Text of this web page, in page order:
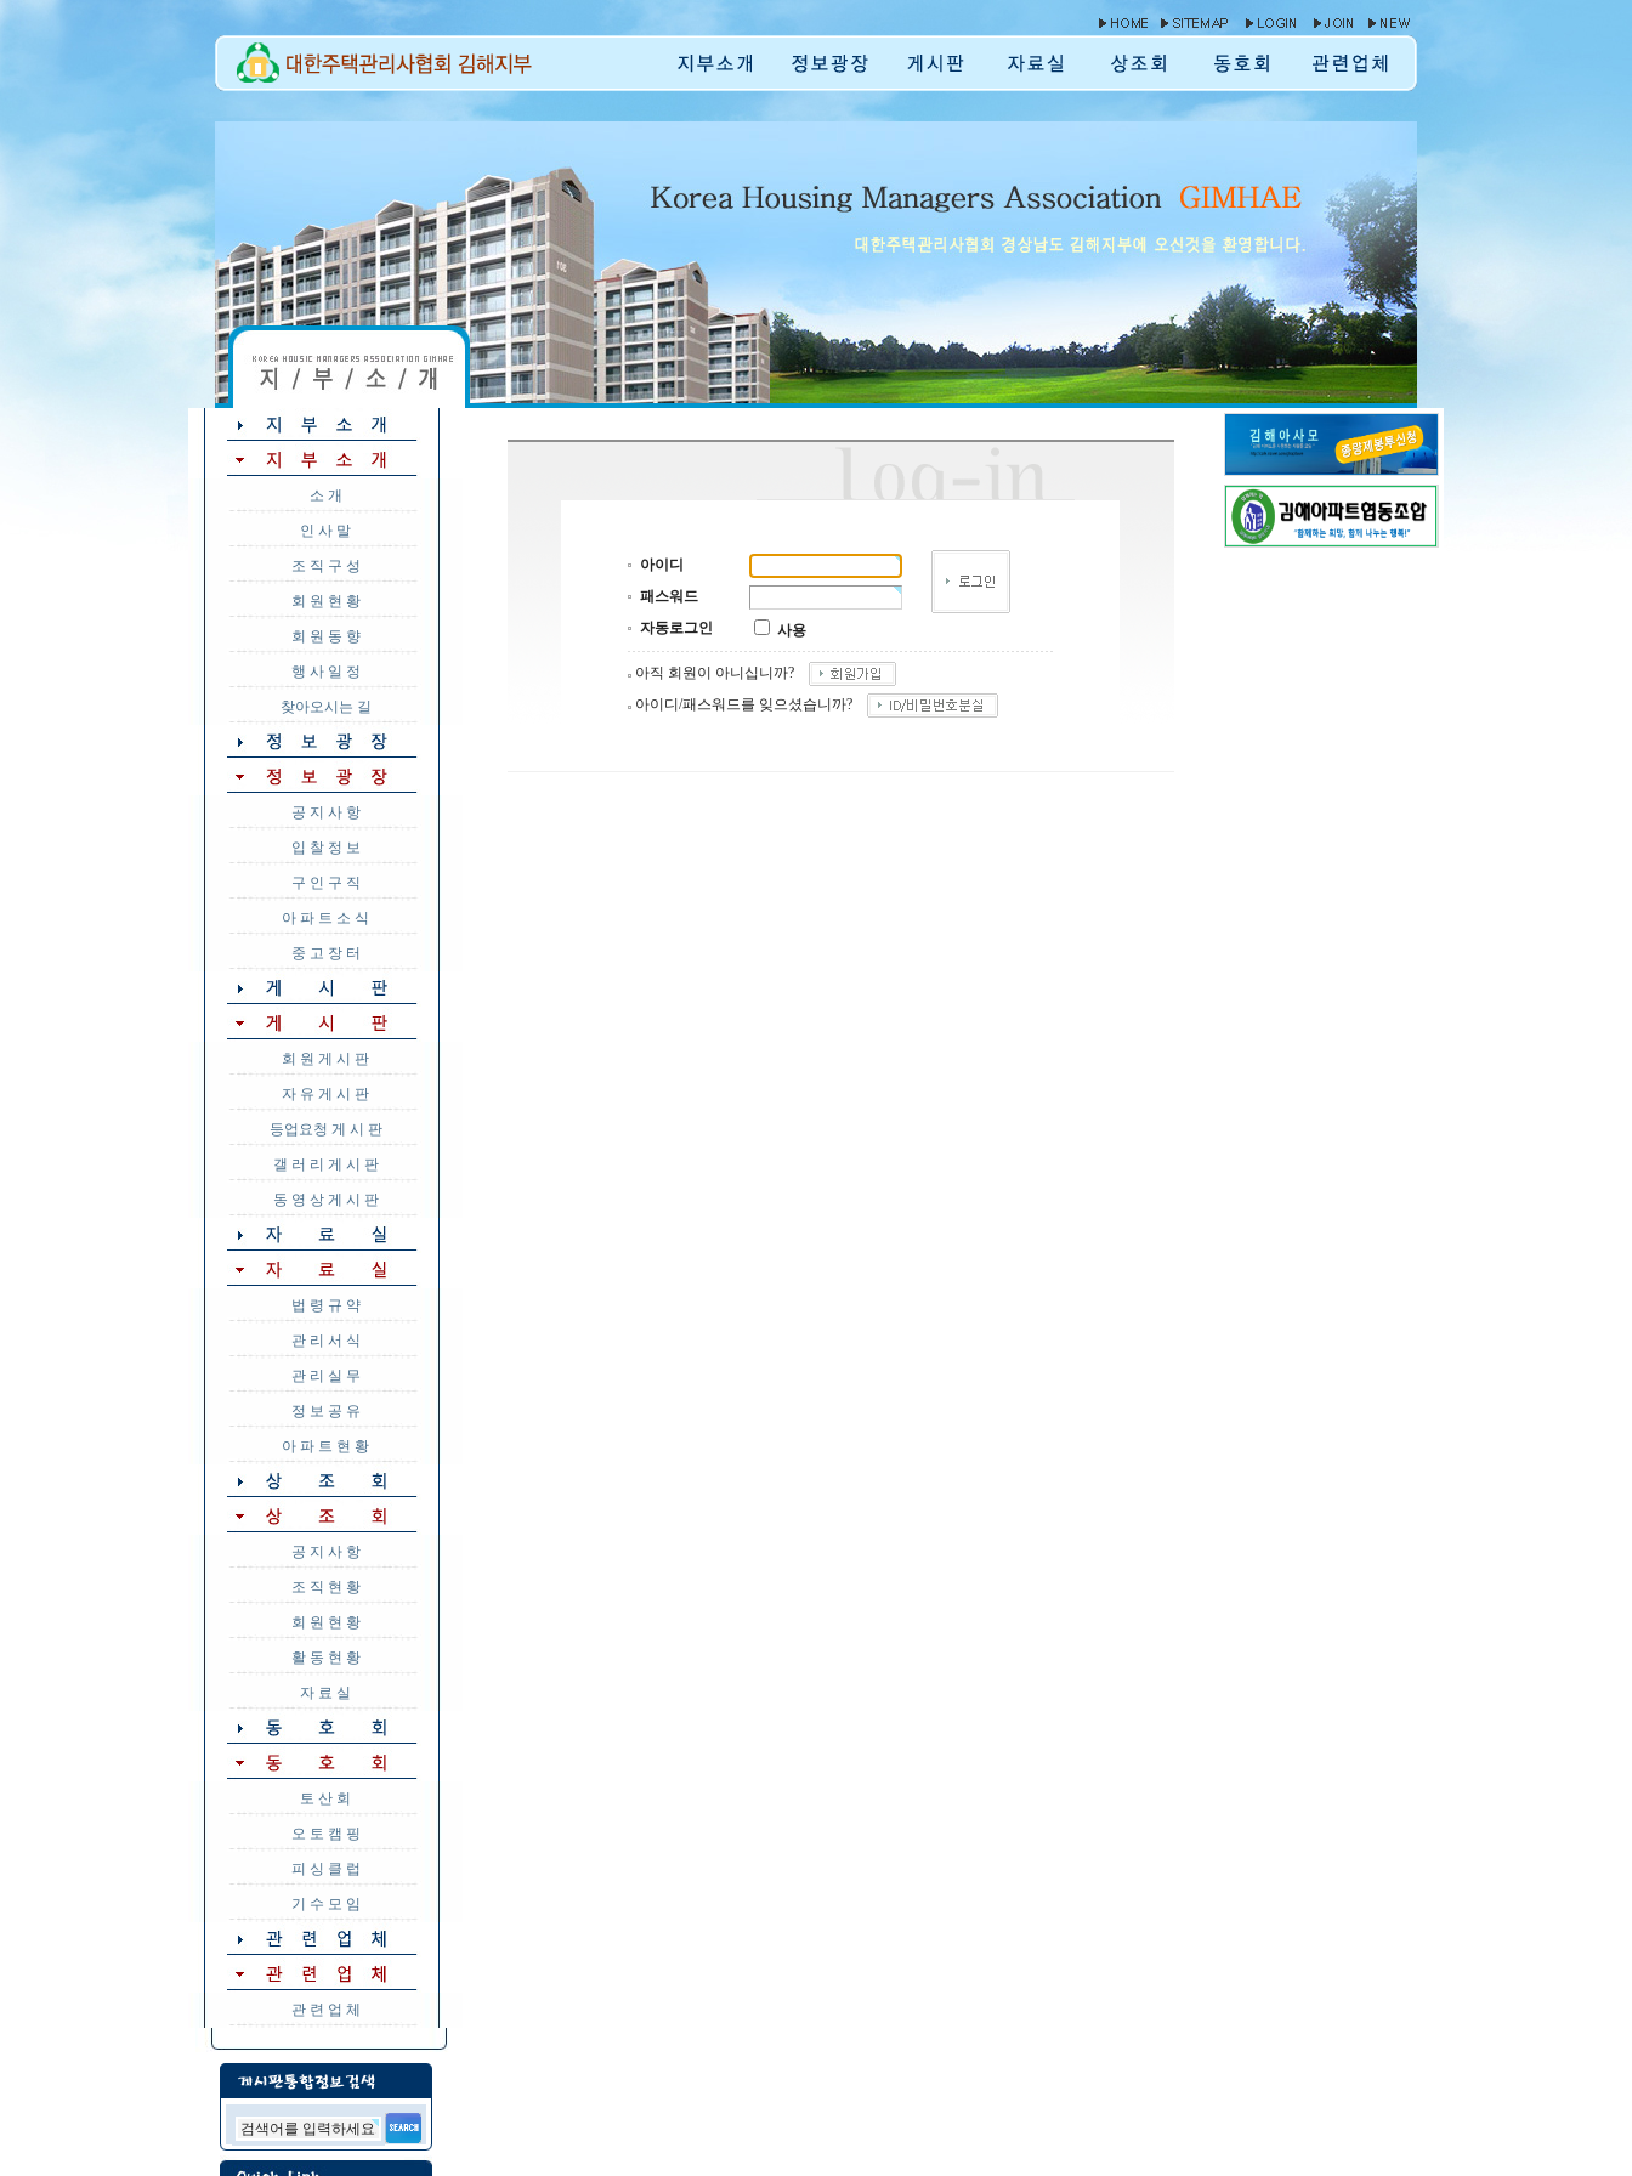
소 개
인 사 말
조 직 구 성
회 원 현 황
회 원 동 향
행 사 일 정
찾아오시는 길
공 지 사 항
입 찰 정 보
구 인 구 직
아 파 트 소 식
중 고 장 터
회 원 게 시 판
자 유 게 시 판
등업요청 게 시 판
갤 러 리 게 시 판
동 영 상 게 시 판
법 령 규 약
관 리 서 식
관 리 실 무
정 보 공 유
아 파 트 현 황
공 지 사 항
조 직 현 황
회 원 현 황
활 동 현 황
자 료 실
토 산 회
오 토 캠 핑
피 싱 클 럽
기 수 모 임
관 련 업 체
아이디
패스워드
자동로그인
사용
아직 회원이 아니십니까?
아이디/패스워드를 잊으셨습니까?